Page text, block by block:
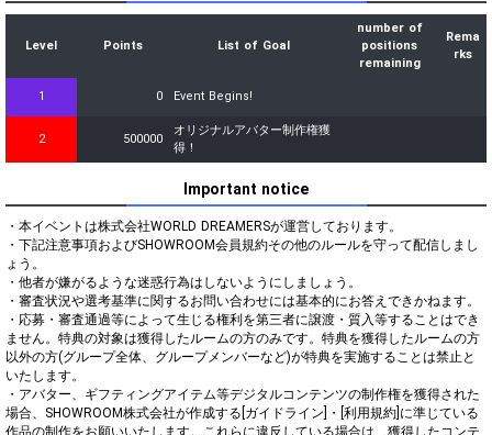
Level Points List of Goal
number of
positions
remaining
Rema
rks
1 0 Event Begins!
2 500000
オリジナルアバター制作権獲
得！
Important notice
・本イベントは株式会社WORLD DREAMERSが運営しております。
・下記注意事項およびSHOWROOM会員規約その他のルールを守って配信しまし
ょう。
・他者が嫌がるような迷惑行為はしないようにしましょう。
・審査状況や選考基準に関するお問い合わせには基本的にお答えできかねます。
・応募・審査通過等によって生じる権利を第三者に譲渡・質入等することはでき
ません。特典の対象は獲得したルームの方のみです。特典を獲得したルームの方
以外の方(グループ全体、グループメンバーなど)が特典を実施することは禁止と
いたします。
・アバター、ギフティングアイテム等デジタルコンテンツの制作権を獲得された
場合、SHOWROOM株式会社が作成する[ガイドライン]・[利用規約]に準じている